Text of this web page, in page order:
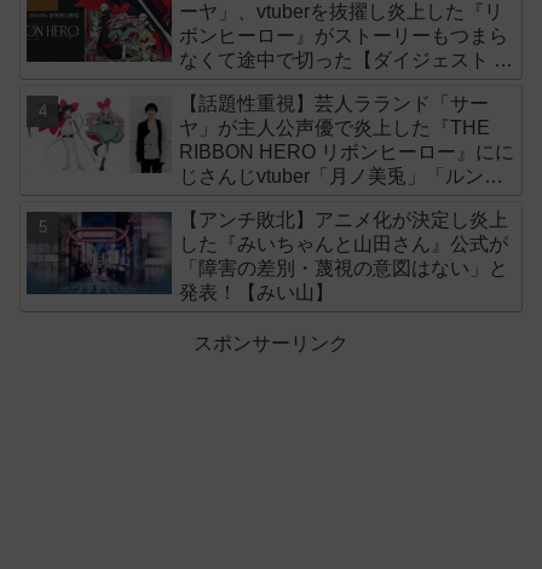
ーヤ」、vtuberを抜擢し炎上した『リ
ボンヒーロー』がストーリーもつまら
なくて途中で切った【ダイジェスト 演
【話題性重視】芸人ラランド「サー
ヤ」が主人公声優で炎上した『THE
RIBBON HERO リボンヒーロー』にに
じさんじvtuber「月ノ美兎」「ルンル
【アンチ敗北】アニメ化が決定し炎上
した『みいちゃんと山田さん』公式が
「障害の差別・蔑視の意図はない」と
発表！【みい山】
スポンサーリンク